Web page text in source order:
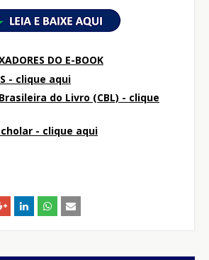
DO E-BOOK
- clique aqui
do Livro (CBL) - clique
- clique aqui